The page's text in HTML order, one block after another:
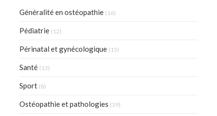
Généralité en ostéopathie (16)
Pédiatrie (12)
Périnatal et gynécologique (15)
Santé (13)
Sport (8)
Ostéopathie et pathologies (39)